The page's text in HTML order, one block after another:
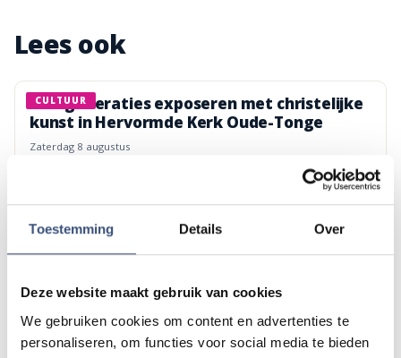
Toestemming Details Over
Deze website maakt gebruik van cookies
We gebruiken cookies om content en advertenties te
personaliseren, om functies voor social media te bieden
Lees ook
CULTUUR
Vier generaties exposeren met christelijke
kunst in Hervormde Kerk Oude-Tonge
zaterdag 8 augustus
Den Bommel
vrijdag 7 augustus
Beach CleanUp Tour strijkt neer in Kwade
Hoek, maar lokale opruimers zijn kritisch